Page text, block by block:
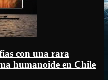
con una rara
humanoide en Chile